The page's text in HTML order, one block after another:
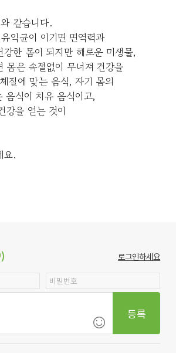
같습니다.
익균이 이기면 면역력과
강한 몸이 되지만 해로운 미생물,
몸은 속절없이 무너져 건강을
질에 맞는 음식, 자기 몸의
음식이 치유 음식이고,
강을 얻는 것이
요.
로그인하세요
등록